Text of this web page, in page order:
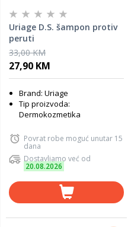
Uriage D.S. šampon protiv
peruti
33,00 KM
27,90 KM
Brand: Uriage
Tip proizvoda:
Dermokozmetika
Povrat robe moguć unutar 15
dana
Dostavljamo već od
20.08.2026